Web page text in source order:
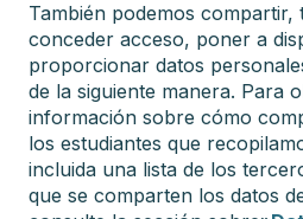
También podemos compartir,
conceder acceso, poner a
proporcionar datos
de la siguiente manera. Para
información sobre cómo
los estudiantes que
incluida una lista de los
que se comparten los datos